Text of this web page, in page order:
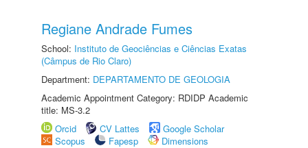
Regiane Andrade Fumes
School: Instituto de Geociências e Ciências Exatas
(Câmpus de Rio Claro)
Department: DEPARTAMENTO DE GEOLOGIA
Academic Appointment Category: RDIDP Academic
title: MS-3.2
Orcid
CV Lattes
Google Scholar
Scopus
Fapesp
Dimensions